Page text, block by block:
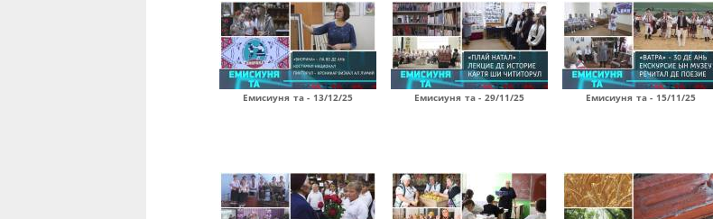
Емисиуня та - 13/12/25 Емисиуня та - 29/11/25 Емисиуня та - 15/11/25